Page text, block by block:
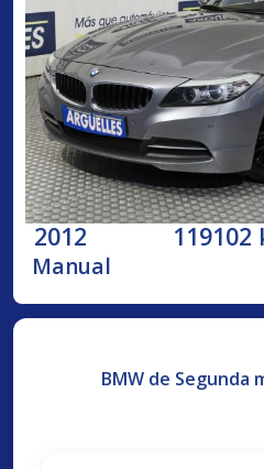
2012 119102
Manual
BMW de Segunda